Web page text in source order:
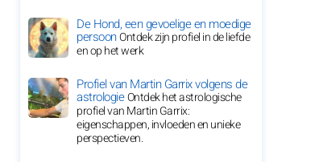
De Hond, een gevoelige en moedige
persoonOntdek zijn profiel in de liefde
en op het werk
Profiel van Martin Garrix volgens de
astrologieOntdek het astrologische
profiel van Martin Garrix:
eigenschappen, invloeden en unieke
perspectieven.